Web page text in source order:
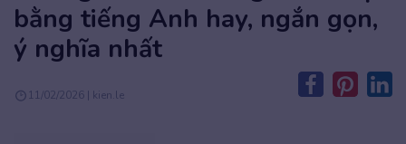
bằng tiếng Anh hay, ngắn gọn,
ý nghĩa nhất
11/02/2026 | kien.le